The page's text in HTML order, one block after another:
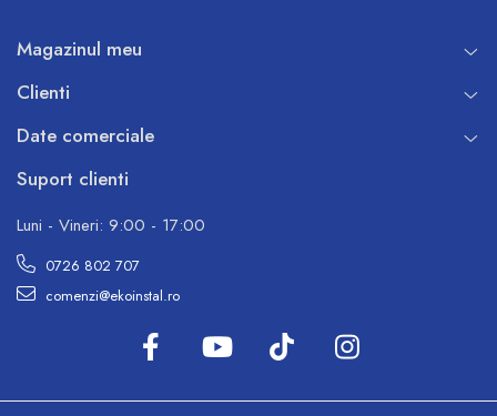
Magazinul meu
Clienti
Date comerciale
Suport clienti
Luni - Vineri: 9:00 - 17:00
0726 802 707
comenzi@ekoinstal.ro